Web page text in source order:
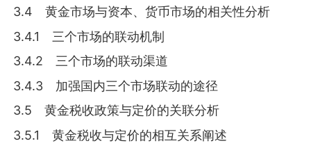
3.4 黄金市场与资本、货币市场的相关性分析
3.4.1 三个市场的联动机制
3.4.2 三个市场的联动渠道
3.4.3 加强国内三个市场联动的途径
3.5 黄金税收政策与定价的关联分析
3.5.1 黄金税收与定价的相互关系阐述